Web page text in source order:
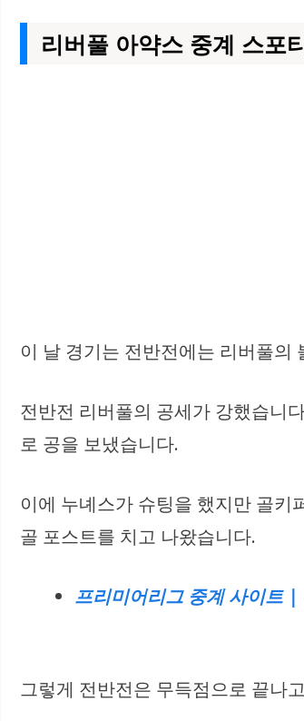
리버풀 아약스 중계 스포
이 날 경기는 전반전에는 리버풀의
전반전 리버풀의 공세가 강했습니
로 공을 보냈습니다.
이에 누녜스가 슈팅을 했지만 골
골 포스트를 치고 나왔습니다.
프리미어리그 중계 사이트 |
그렇게 전반전은 무득점으로 끝나